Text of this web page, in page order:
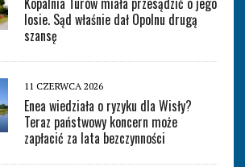
losie. Sąd właśnie dał Opolnu drugą
szansę
11 CZERWCA 2026
Enea wiedziała o ryzyku dla Wisły?
Teraz państwowy koncern może
zapłacić za lata bezczynności